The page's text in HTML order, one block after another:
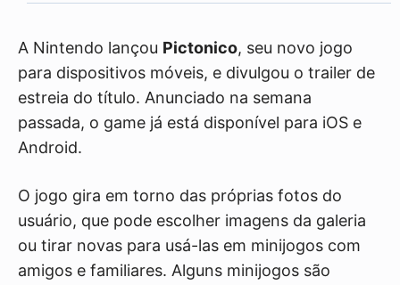
A Nintendo lançou Pictonico, seu novo jogo
para dispositivos móveis, e divulgou o trailer de
estreia do título. Anunciado na semana
passada, o game já está disponível para iOS e
Android.
O jogo gira em torno das próprias fotos do
usuário, que pode escolher imagens da galeria
ou tirar novas para usá-las em minijogos com
amigos e familiares. Alguns minijogos são